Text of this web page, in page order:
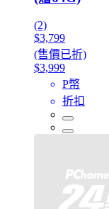
(2)
$3,799
(售價已折)
$3,999
P幣
折扣